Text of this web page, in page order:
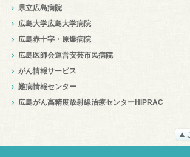
県立広島病院
広島大学広島大学病院
広島赤十字・原爆病院
広島医師会運営安芸市民病院
がん情報サービス
難病情報センター
広島がん高精度放射線治療センターHIPRAC
▲